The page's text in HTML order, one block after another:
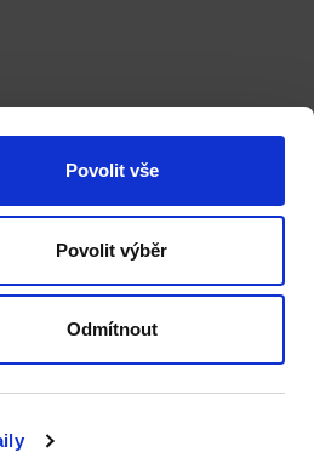
Povolit vše
Povolit výběr
Odmítnout